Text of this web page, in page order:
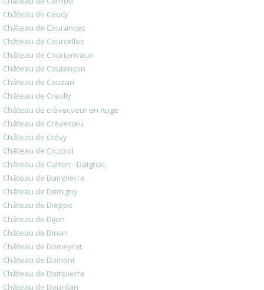
Château de Coucy
Château de Courances
Château de Courcelles
Château de Courtanvaux
Château de Coutençon
Château de Couzan
Château de Creully
Château de crèvecoeur en Auge
Château de Crèvecœu
Château de Crévy
Château de Crussol
Château de Curton - Daignac
Château de Dampierre
Château de Demigny
Château de Dieppe
Château de Dijon
Château de Dinan
Château de Domeyrat
Château de Domont
Château de Dompierre
Château de Dourdan